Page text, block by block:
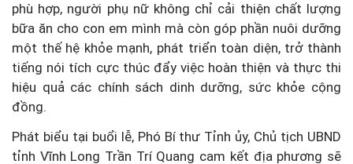
phù hợp, người phụ nữ không chỉ cải thiện chất lượng
bữa ăn cho con em mình mà còn góp phần nuôi dưỡng
một thế hệ khỏe mạnh, phát triển toàn diện, trở thành
tiếng nói tích cực thúc đẩy việc hoàn thiện và thực thi
hiệu quả các chính sách dinh dưỡng, sức khỏe cộng
đồng.
Phát biểu tại buổi lễ, Phó Bí thư Tỉnh ủy, Chủ tịch UBND
tỉnh Vĩnh Long Trần Trí Quang cam kết địa phương sẽ